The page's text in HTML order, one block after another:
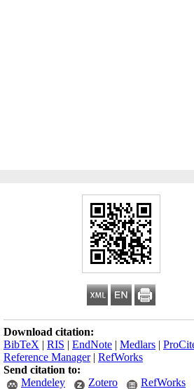
Download citation:
BibTeX | RIS | EndNote | Medlars |
Reference Manager| RefWorks
Send citation to:
Mendeley
Zotero RefWorks